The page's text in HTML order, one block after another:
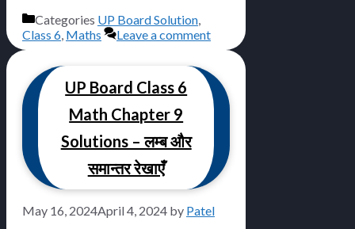
Categories UP Board Solution,
Class 6, Maths Leave a comment
UP Board Class 6
Math Chapter 9
Solutions – लम्ब और
समान्तर रेखाएँ
May 16, 2024April 4, 2024 by Patel